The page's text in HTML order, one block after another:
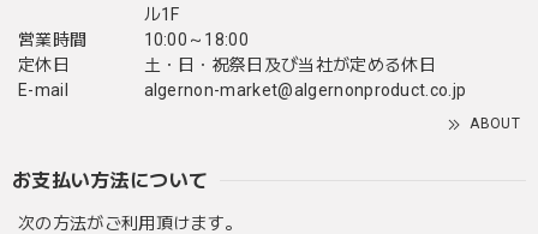
ル1F
営業時間
10:00～18:00
定休日
土・日・祝祭日及び当社が定める休日
E-mail
algernon-market@algernonproduct.co.jp
ABOUT
お支払い方法について
次の方法がご利用頂けます。